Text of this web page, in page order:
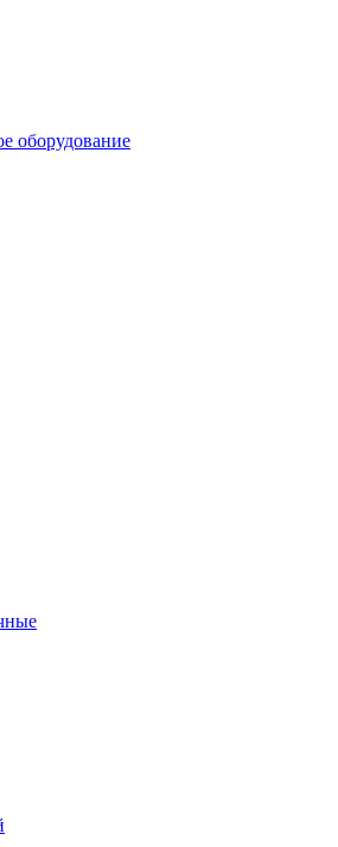
оборудование